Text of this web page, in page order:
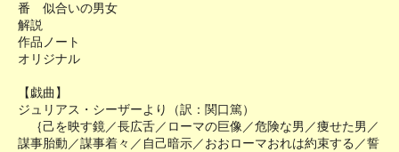
番 似合いの男女
解説
作品ノート
オリジナル
【戯曲】
ジュリアス・シーザーより（訳：関口篤）
｛己を映す鏡／長広舌／ローマの巨像／危険な男／痩せた男／
謀事胎動／謀事着々／自己暗示／おおローマおれは約束する／誓